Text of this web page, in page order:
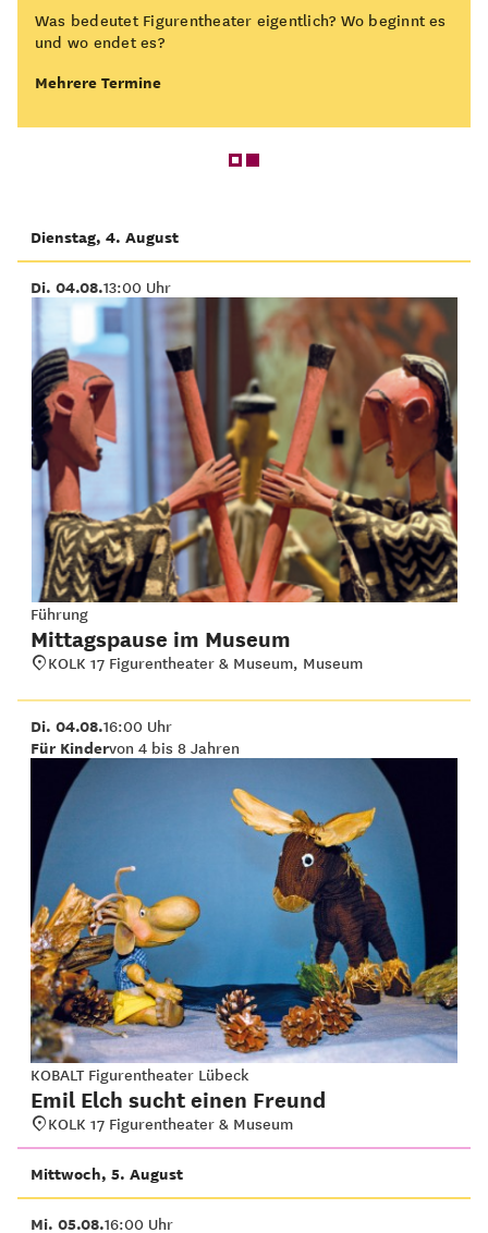
Was bedeutet Figurentheater eigentlich? Wo beginnt es
und wo endet es?
Mehrere Termine
Dienstag, 4. August
Di. 04.08.13:00 Uhr
Führung
Mittagspause im Museum
KOLK 17 Figurentheater & Museum, Museum
Di. 04.08.16:00 Uhr
Für Kindervon 4 bis 8 Jahren
KOBALT Figurentheater Lübeck
Emil Elch sucht einen Freund
KOLK 17 Figurentheater & Museum
Mittwoch, 5. August
Mi. 05.08.16:00 Uhr